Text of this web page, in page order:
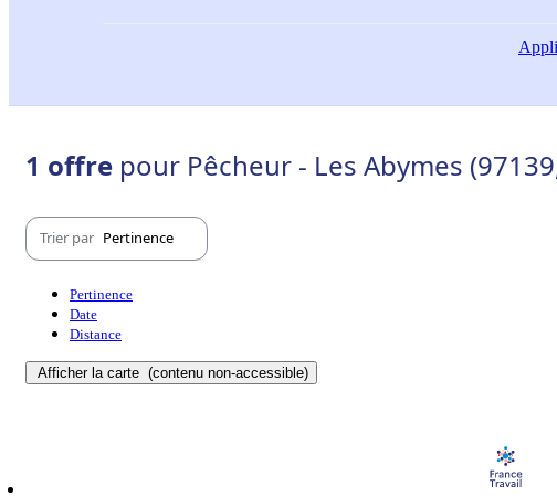
1 offre pour Pêcheur - Les Abymes
Trier par Pertinence
Pertinence
Date
Distance
Afficher la carte (contenu non-accessible)